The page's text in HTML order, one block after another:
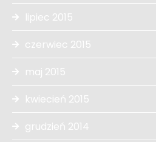
lipiec 2015
czerwiec 2015
maj 2015
kwiecień 2015
grudzień 2014